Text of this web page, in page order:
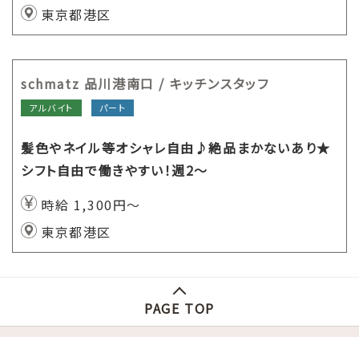
東京都港区
schmatz 品川港南口 / キッチンスタッフ
アルバイト パート
髪色やネイル等オシャレ自由♪絶品まかないあり★
シフト自由で働きやすい！週2～
時給 1,300円～
東京都港区
PAGE TOP